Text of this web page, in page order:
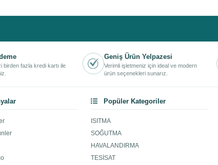
birden fazla kredi kartı ile
Geniş Ürün Yelpazesi
Verimli işletmeniz için ideal ve modern
ürün seçenekleri sunarız.
Popüler Kategoriler
ISITMA
SOĞUTMA
HAVALANDIRMA
TESİSAT